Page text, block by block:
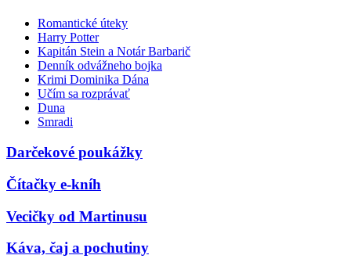
Romantické úteky
Harry Potter
Kapitán Stein a Notár Barbarič
Denník odvážneho bojka
Krimi Dominika Dána
Učím sa rozprávať
Duna
Smradi
Darčekové poukážky
Čítačky e-kníh
Vecičky od Martinusu
Káva, čaj a pochutiny